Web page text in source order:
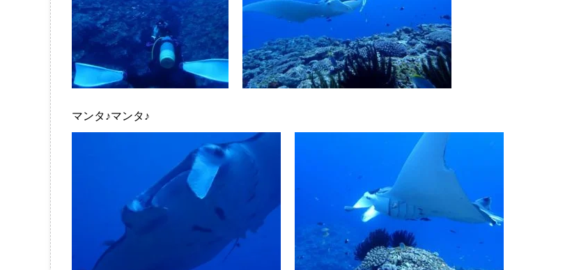
マンタ♪マンタ♪